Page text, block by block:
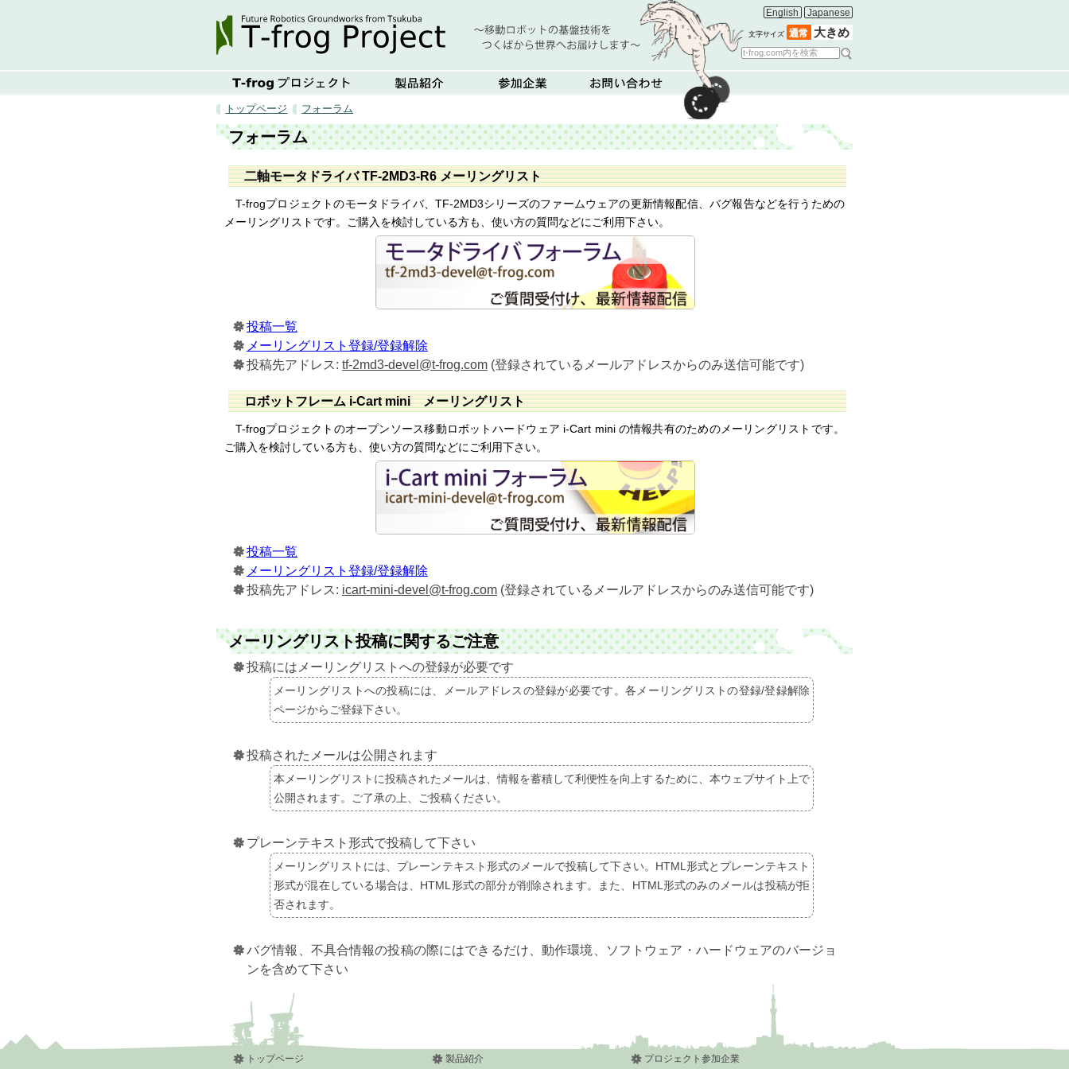
English Japanese
文字サイズ 通常 大きめ
トップページ フォーラム
フォーラム
二軸モータドライバ TF-2MD3-R6 メーリングリスト
T-frogプロジェクトのモータドライバ、TF-2MD3シリーズのファームウェアの更新情報配信、バグ報告などを行うための
メーリングリストです。ご購入を検討している方も、使い方の質問などにご利用下さい。
投稿一覧
メーリングリスト登録/登録解除
投稿先アドレス: tf-2md3-devel@t-frog.com (登録されているメールアドレスからのみ送信可能です)
ロボットフレーム i-Cart mini メーリングリスト
T-frogプロジェクトのオープンソース移動ロボットハードウェア i-Cart mini の情報共有のためのメーリングリストです。
ご購入を検討している方も、使い方の質問などにご利用下さい。
投稿一覧
メーリングリスト登録/登録解除
投稿先アドレス: icart-mini-devel@t-frog.com (登録されているメールアドレスからのみ送信可能です)
メーリングリスト投稿に関するご注意
投稿にはメーリングリストへの登録が必要です
メーリングリストへの投稿には、メールアドレスの登録が必要です。各メーリングリストの登録/登録解除
ページからご登録下さい。
投稿されたメールは公開されます
本メーリングリストに投稿されたメールは、情報を蓄積して利便性を向上するために、本ウェブサイト上で
公開されます。ご了承の上、ご投稿ください。
プレーンテキスト形式で投稿して下さい
メーリングリストには、プレーンテキスト形式のメールで投稿して下さい。HTML形式とプレーンテキスト
形式が混在している場合は、HTML形式の部分が削除されます。また、HTML形式のみのメールは投稿が拒
否されます。
バグ情報、不具合情報の投稿の際にはできるだけ、動作環境、ソフトウェア・ハードウェアのバージョ
ンを含めて下さい
トップページ 製品紹介 プロジェクト参加企業